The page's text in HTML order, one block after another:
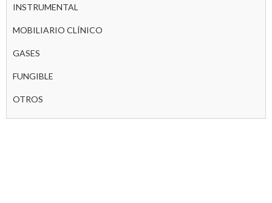
INSTRUMENTAL
MOBILIARIO CLÍNICO
GASES
FUNGIBLE
OTROS